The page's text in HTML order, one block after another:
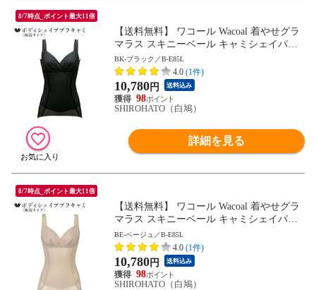
8/7時点_ポイント最大11倍
【送料無料】 ワコール Wacoal 着やせグラ
マラス スキニーベール キャミシェイパー
補正下着 ボディシェイパー
BK-ブラック／B-E85L
4.0 (1件)
10,780円 送料込み
98
SHIROHATO（白鳩）
詳細を見る
8/7時点_ポイント最大11倍
【送料無料】 ワコール Wacoal 着やせグラ
マラス スキニーベール キャミシェイパー
補正下着 ボディシェイパー
BE-ベージュ／B-E85L
4.0 (1件)
10,780円 送料込み
98
SHIROHATO（白鳩）